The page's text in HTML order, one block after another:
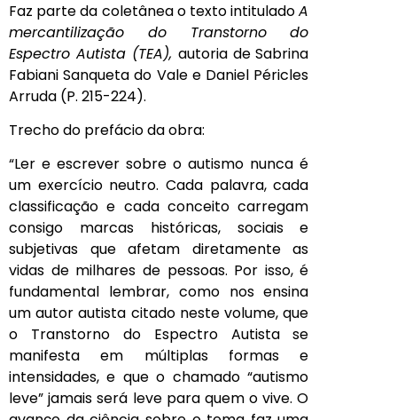
Faz parte da coletânea o texto intituladoA
mercantilização do Transtorno do
Espectro Autista (TEA), autoria de Sabrina
Fabiani Sanqueta do Vale e Daniel Péricles
Arruda (P. 215-224).
Trecho do prefácio da obra:
“Ler e escrever sobre o autismo nunca é
um exercício neutro. Cada palavra, cada
classificação e cada conceito carregam
consigo marcas históricas, sociais e
subjetivas que afetam diretamente as
vidas de milhares de pessoas. Por isso, é
fundamental lembrar, como nos ensina
um autor autista citado neste volume, que
o Transtorno do Espectro Autista se
manifesta em múltiplas formas e
intensidades, e que o chamado “autismo
leve” jamais será leve para quem o vive. O